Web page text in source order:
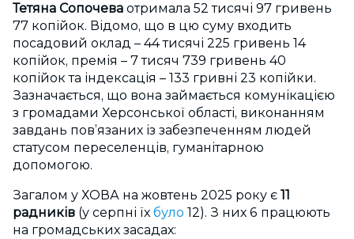
Тетяна Сопочева отримала 52 тисячі 97 гривень
77 копійок. Відомо, що в цю суму входить
посадовий оклад – 44 тисячі 225 гривень 14
копійок, премія – 7 тисяч 739 гривень 40
копійок та індексація – 133 гривні 23 копійки.
Зазначається, що вона займається комунікацією
з громадами Херсонської області, виконанням
завдань пов’язаних із забезпеченням людей
статусом переселенців, гуманітарною
допомогою.
Загалом у ХОВА на жовтень 2025 року є 11
радників (у серпні їх було 12). З них 6 працюють
на громадських засадах: